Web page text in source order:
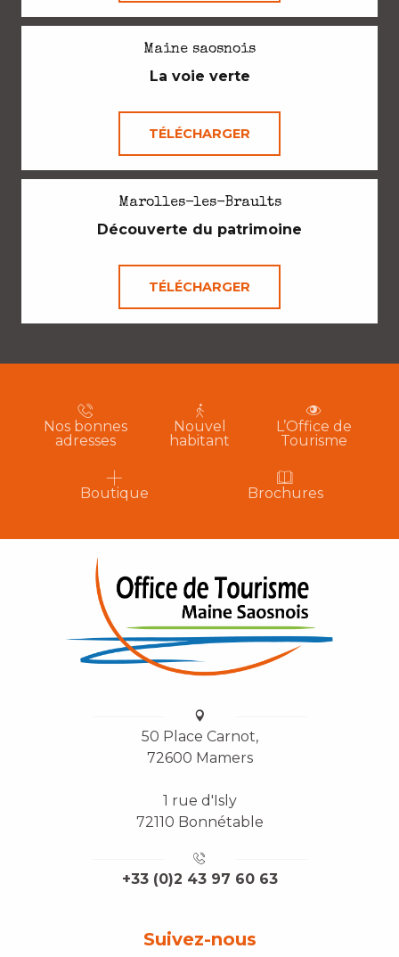
Maine saosnois
La voie verte
TÉLÉCHARGER
Marolles-les-Braults
Découverte du patrimoine
TÉLÉCHARGER
Nos bonnes
adresses
Nouvel
habitant
L’Office de
Tourisme
Boutique Brochures
50 Place Carnot,
72600 Mamers
1 rue d'Isly
72110 Bonnétable
+33 (0)2 43 97 60 63
Suivez-nous